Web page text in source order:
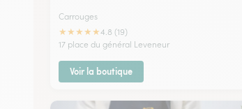
Carrouges
★★★★★4.8 (19)
17 place du général Leveneur
Voir la boutique